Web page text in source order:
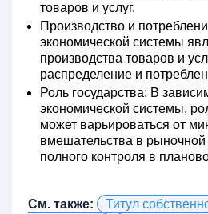
товаров и услуг.
Производство и
экономической системы
производства товаров и
распределение и
Роль государства: В
экономической системы,
может варьироваться от
вмешательства в рыночной
полного контроля в
См. также: Титул